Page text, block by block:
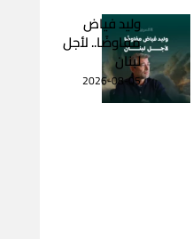
وليد فياض
مفاوضًا.. لأجل
لبنان
2026-08-05